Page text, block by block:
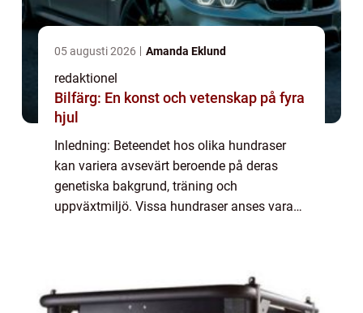
05 augusti 2026 Amanda Eklund
redaktionel
Bilfärg: En konst och vetenskap på fyra
hjul
Inledning: Beteendet hos olika hundraser
kan variera avsevärt beroende på deras
genetiska bakgrund, träning och
uppväxtmiljö. Vissa hundraser anses vara